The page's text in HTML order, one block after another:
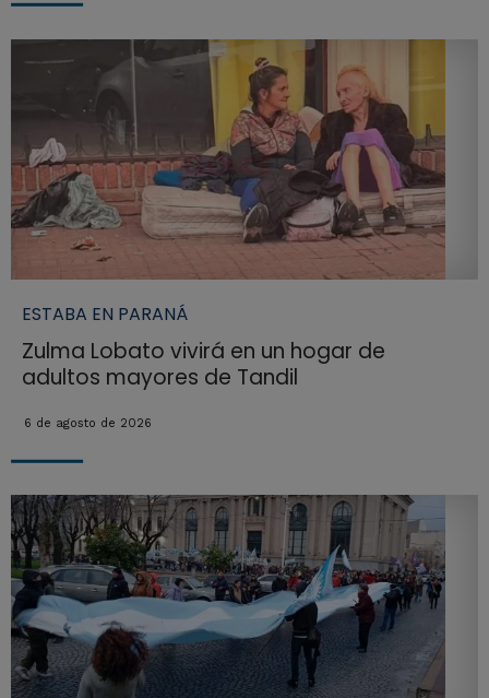
ESTABA EN PARANÁ
Zulma Lobato vivirá en un hogar de
adultos mayores de Tandil
6 de agosto de 2026